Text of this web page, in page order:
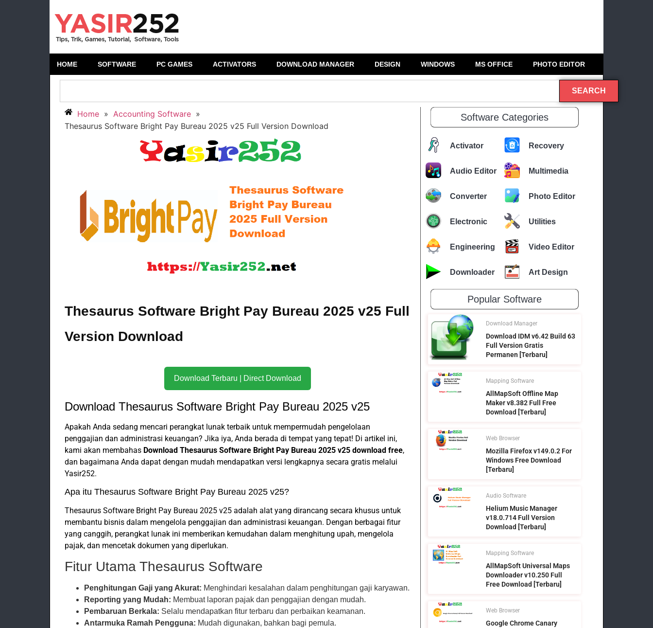
HOME SOFTWARE PC GAMES ACTIVATORS DOWNLOAD MANAGER DESIGN WINDOWS MS OFFICE PHOTO EDITOR
SEARCH
Home » Accounting Software »
Thesaurus Software Bright Pay Bureau 2025 v25 Full Version Download
Thesaurus Software Bright Pay Bureau 2025 v25 Full
Version Download
Download Terbaru | Direct Download
Download Thesaurus Software Bright Pay Bureau 2025 v25
Apakah Anda sedang mencari perangkat lunak terbaik untuk mempermudah pengelolaan
penggajian dan administrasi keuangan? Jika iya, Anda berada di tempat yang tepat! Di artikel ini,
kami akan membahas Download Thesaurus Software Bright Pay Bureau 2025 v25 download free,
dan bagaimana Anda dapat dengan mudah mendapatkan versi lengkapnya secara gratis melalui
Yasir252.
Apa itu Thesaurus Software Bright Pay Bureau 2025 v25?
Thesaurus Software Bright Pay Bureau 2025 v25 adalah alat yang dirancang secara khusus untuk
membantu bisnis dalam mengelola penggajian dan administrasi keuangan. Dengan berbagai fitur
yang canggih, perangkat lunak ini memberikan kemudahan dalam menghitung upah, mengelola
pajak, dan mencetak dokumen yang diperlukan.
Fitur Utama Thesaurus Software
Penghitungan Gaji yang Akurat: Menghindari kesalahan dalam penghitungan gaji karyawan.
Reporting yang Mudah: Membuat laporan pajak dan penggajian dengan mudah.
Pembaruan Berkala: Selalu mendapatkan fitur terbaru dan perbaikan keamanan.
Antarmuka Ramah Pengguna: Mudah digunakan, bahkan bagi pemula.
Software Categories
Activator Recovery
Audio Editor Multimedia
Converter Photo Editor
Electronic Utilities
Engineering Video Editor
Downloader Art Design
Popular Software
Download Manager
Download IDM v6.42 Build 63
Full Version Gratis
Permanen [Terbaru]
Mapping Software
AllMapSoft Offline Map
Maker v8.382 Full Free
Download [Terbaru]
Web Browser
Mozilla Firefox v149.0.2 For
Windows Free Download
[Terbaru]
Audio Software
Helium Music Manager
v18.0.714 Full Version
Download [Terbaru]
Mapping Software
AllMapSoft Universal Maps
Downloader v10.250 Full
Free Download [Terbaru]
Web Browser
Google Chrome Canary